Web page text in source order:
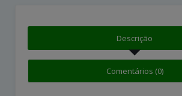
Descrição
Comentários (0)